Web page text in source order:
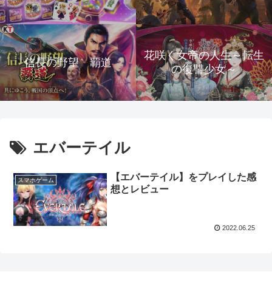
信長の野望 覇道
花咲く女帝の人生～転生
の復讐少女～
エバーテイル
スマホゲーム
【エバーテイル】をプレイした感
想とレビュー
2022.06.25